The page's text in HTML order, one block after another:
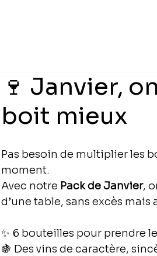
🍷 Janvier,
boit mieux
Pas besoin de multiplier les
moment.
Avec notre Pack de Janvier,
d’une table, sans excès mais
✨ 6 bouteilles pour prendre
🍇 Des vins de caractère,